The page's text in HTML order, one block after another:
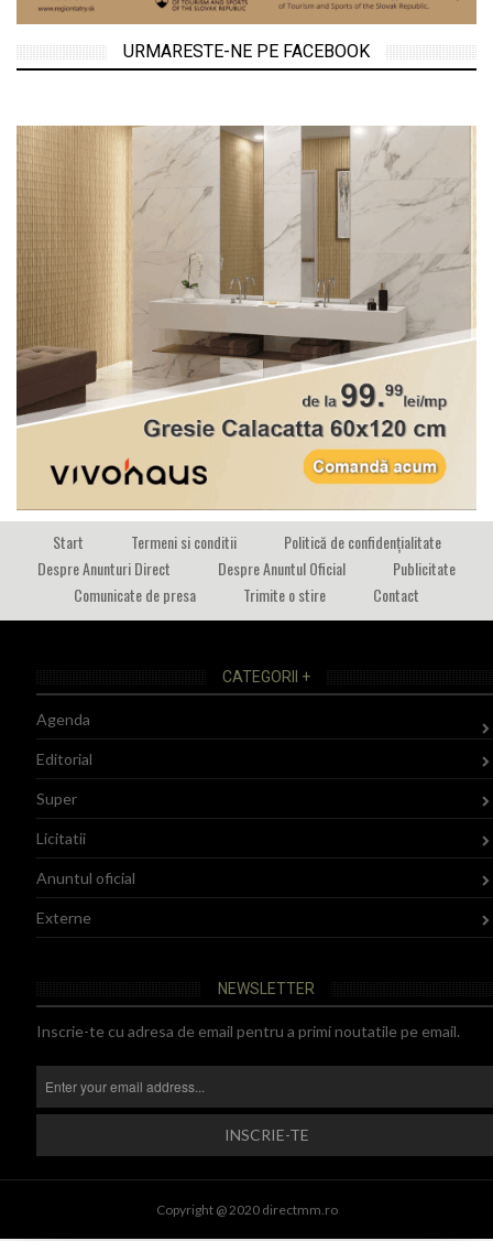
URMARESTE-NE PE FACEBOOK
Start Termeni si conditii
Politică de confidențialitate
Despre Anunturi Direct
Despre Anuntul Oficial
Publicitate
Comunicate de presa
Trimite o stire Contact
CATEGORII +
Agenda
Editorial
Super
Licitatii
Anuntul oficial
Externe
NEWSLETTER
Inscrie-te cu adresa de email pentru a primi noutatile pe email.
Copyright @ 2020 directmm.ro